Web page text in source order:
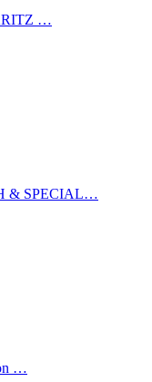
…
& SPECIAL…
…